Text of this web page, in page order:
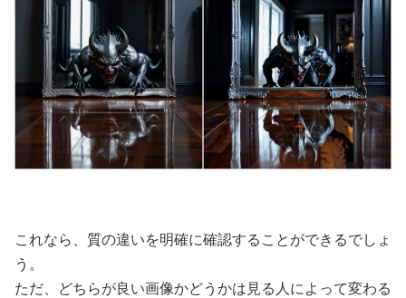
これなら、質の違いを明確に確認することができるでしょ
う。
ただ、どちらが良い画像かどうかは見る人によって変わる